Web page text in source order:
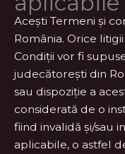
Acești Termeni și
România. Orice
Condiții vor fi
judecătorești din
sau dispoziție a
considerată de o
fiind invalidă și/sau
aplicabile, o astfel